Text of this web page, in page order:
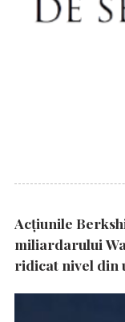
Acțiunile
miliardarului
ridicat nivel din